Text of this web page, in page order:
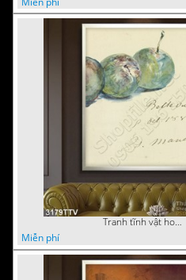
Tranh tĩnh vật hoa quả sơn dầu dán tường đẹp
Miễn phí